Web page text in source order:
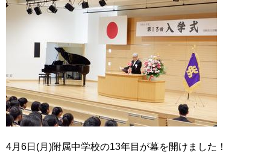
4月6日(月)附属中学校の13年目が幕を開けました！